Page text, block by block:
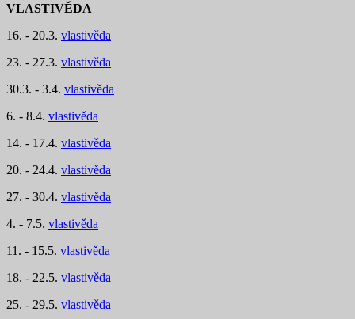
VLASTIVĚDA
16. - 20.3. vlastivěda
23. - 27.3. vlastivěda
30.3. - 3.4. vlastivěda
6. - 8.4. vlastivěda
14. - 17.4. vlastivěda
20. - 24.4. vlastivěda
27. - 30.4. vlastivěda
4. - 7.5. vlastivěda
11. - 15.5. vlastivěda
18. - 22.5. vlastivěda
25. - 29.5. vlastivěda